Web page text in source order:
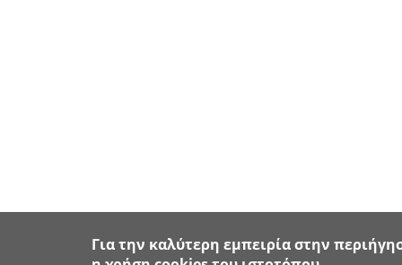
Για την καλύτερη εμπειρία στην